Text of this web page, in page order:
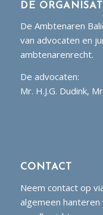
DE
De Ambtenaren
van advocaten en
ambtenarenrecht.
De advocaten:
Mr. H.J.G. Dudink,
CONTACT
Neem contact op
algemeen